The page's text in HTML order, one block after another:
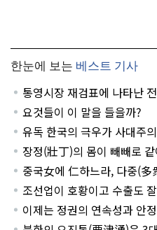
한눈에 보는 베스트 기사
통영시장 재검표에 나타난
요것들이 이 말을 들을까?
유독 한국의 극우가 사대주
장정(壯丁)의 몸이 빼빼로
중국女에 仁하느라, 다중(多
조선업이 호황이고 수출도
이제는 정권의 연속성과 안